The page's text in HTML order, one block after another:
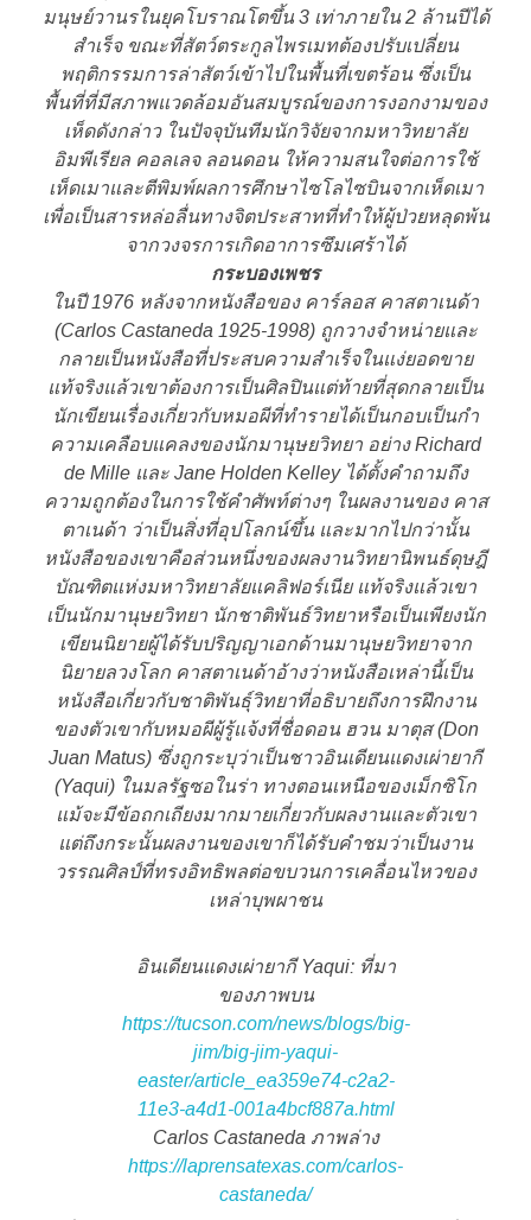
มนุษย์วานรในยุคโบราณโตขึ้น 3 เท่าภายใน 2 ล้านปีได้
สำเร็จ ขณะที่สัตว์ตระกูลไพรเมทต้องปรับเปลี่ยน
พฤติกรรมการล่าสัตว์เข้าไปในพื้นที่เขตร้อน ซึ่งเป็น
พื้นที่ที่มีสภาพแวดล้อมอันสมบูรณ์ของการงอกงามของ
เห็ดดังกล่าว ในปัจจุบันทีมนักวิจัยจากมหาวิทยาลัย
อิมพีเรียล คอลเลจ ลอนดอน ให้ความสนใจต่อการใช้
เห็ดเมาและตีพิมพ์ผลการศึกษาไซโลไซบินจากเห็ดเมา
เพื่อเป็นสารหล่อลื่นทางจิตประสาทที่ทำให้ผู้ป่วยหลุดพ้น
จากวงจรการเกิดอาการซึมเศร้าได้
กระบองเพชร
ในปี 1976 หลังจากหนังสือของ คาร์ลอส คาสตาเนด้า
(Carlos Castaneda 1925-1998) ถูกวางจำหน่ายและ
กลายเป็นหนังสือที่ประสบความสำเร็จในแง่ยอดขาย
แท้จริงแล้วเขาต้องการเป็นศิลปินแต่ท้ายที่สุดกลายเป็น
นักเขียนเรื่องเกี่ยวกับหมอผีที่ทำรายได้เป็นกอบเป็นกำ
ความเคลือบแคลงของนักมานุษยวิทยา อย่าง Richard
de Mille และ Jane Holden Kelley ได้ตั้งคำถามถึง
ความถูกต้องในการใช้คำศัพท์ต่างๆ ในผลงานของ คาส
ตาเนด้า ว่าเป็นสิ่งที่อุปโลกน์ขึ้น และมากไปกว่านั้น
หนังสือของเขาคือส่วนหนึ่งของผลงานวิทยานิพนธ์ดุษฎี
บัณฑิตแห่งมหาวิทยาลัยแคลิฟอร์เนีย แท้จริงแล้วเขา
เป็นนักมานุษยวิทยา นักชาติพันธ์วิทยาหรือเป็นเพียงนัก
เขียนนิยายผู้ได้รับปริญญาเอกด้านมานุษยวิทยาจาก
นิยายลวงโลก คาสตาเนด้าอ้างว่าหนังสือเหล่านี้เป็น
หนังสือเกี่ยวกับชาติพันธุ์วิทยาที่อธิบายถึงการฝึกงาน
ของตัวเขากับหมอผีผู้รู้แจ้งที่ชื่อดอน ฮวน มาตุส (Don
Juan Matus) ซึ่งถูกระบุว่าเป็นชาวอินเดียนแดงเผ่ายากี
(Yaqui) ในมลรัฐซอในร่า ทางตอนเหนือของเม็กซิโก
แม้จะมีข้อถกเถียงมากมายเกี่ยวกับผลงานและตัวเขา
แต่ถึงกระนั้นผลงานของเขาก็ได้รับคำชมว่าเป็นงาน
วรรณศิลป์ที่ทรงอิทธิพลต่อขบวนการเคลื่อนไหวของ
เหล่าบุพผาชน
อินเดียนแดงเผ่ายากี Yaqui: ที่มา
ของภาพบน
https://tucson.com/news/blogs/big-
jim/big-jim-yaqui-
easter/article_ea359e74-c2a2-
11e3-a4d1-001a4bcf887a.html
Carlos Castaneda ภาพล่าง
https://laprensatexas.com/carlos-
castaneda/